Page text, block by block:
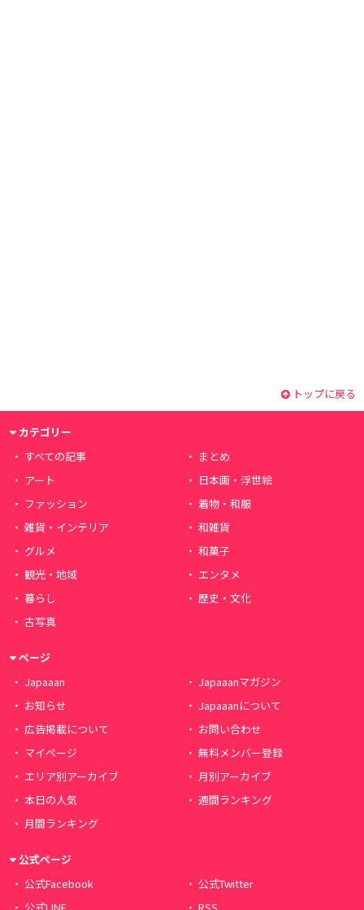
トップに戻る
カテゴリー
すべての記事
まとめ
アート
日本画・浮世絵
ファッション
着物・和服
雑貨・インテリア
和雑貨
グルメ
和菓子
観光・地域
エンタメ
暮らし
歴史・文化
古写真
ページ
Japaaan
Japaaanマガジン
お知らせ
Japaaanについて
広告掲載について
お問い合わせ
マイページ
無料メンバー登録
エリア別アーカイブ
月別アーカイブ
本日の人気
週間ランキング
月間ランキング
公式ページ
公式Facebook
公式Twitter